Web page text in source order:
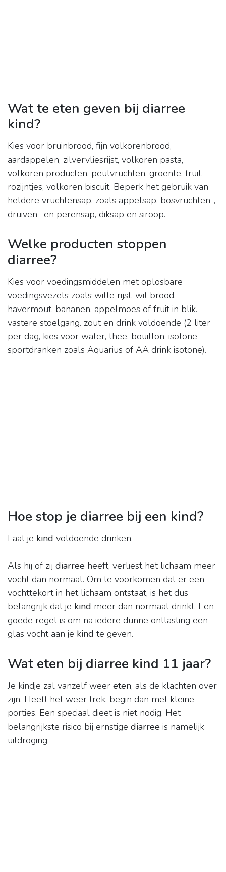
Wat te eten geven bij diarree
kind?
Kies voor bruinbrood, fijn volkorenbrood,
aardappelen, zilvervliesrijst, volkoren pasta,
volkoren producten, peulvruchten, groente, fruit,
rozijntjes, volkoren biscuit. Beperk het gebruik van
heldere vruchtensap, zoals appelsap, bosvruchten-,
druiven- en perensap, diksap en siroop.
Welke producten stoppen
diarree?
Kies voor voedingsmiddelen met oplosbare
voedingsvezels zoals witte rijst, wit brood,
havermout, bananen, appelmoes of fruit in blik.
vastere stoelgang. zout en drink voldoende (2 liter
per dag, kies voor water, thee, bouillon, isotone
sportdranken zoals Aquarius of AA drink isotone).
Hoe stop je diarree bij een kind?
Laat je kind voldoende drinken.
Als hij of zij diarree heeft, verliest het lichaam meer
vocht dan normaal. Om te voorkomen dat er een
vochttekort in het lichaam ontstaat, is het dus
belangrijk dat je kind meer dan normaal drinkt. Een
goede regel is om na iedere dunne ontlasting een
glas vocht aan je kind te geven.
Wat eten bij diarree kind 11 jaar?
Je kindje zal vanzelf weer eten, als de klachten over
zijn. Heeft het weer trek, begin dan met kleine
porties. Een speciaal dieet is niet nodig. Het
belangrijkste risico bij ernstige diarree is namelijk
uitdroging.